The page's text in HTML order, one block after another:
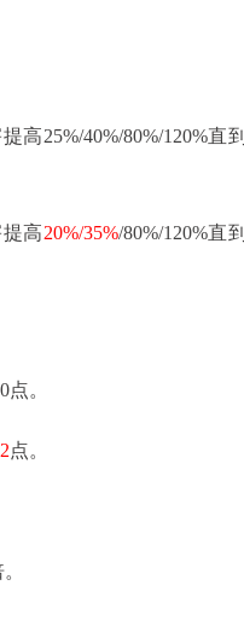
高25%/40%/80%/120%直
高20%/35%/80%/120%直
。
点。